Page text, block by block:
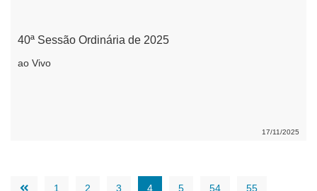
40ª Sessão Ordinária de 2025
ao Vivo
17/11/2025
1 2 3 4 5 54 55